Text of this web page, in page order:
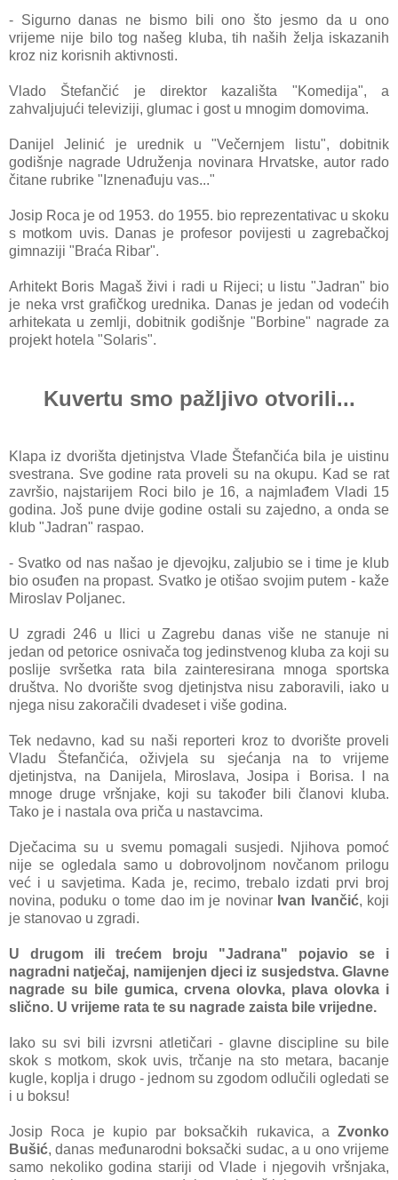
- Sigurno danas ne bismo bili ono što jesmo da u ono
vrijeme nije bilo tog našeg kluba, tih naših želja iskazanih
kroz niz korisnih aktivnosti.
Vlado Štefančić je direktor kazališta "Komedija", a
zahvaljujući televiziji, glumac i gost u mnogim domovima.
Danijel Jelinić je urednik u "Večernjem listu", dobitnik
godišnje nagrade Udruženja novinara Hrvatske, autor rado
čitane rubrike "Iznenađuju vas..."
Josip Roca je od 1953. do 1955. bio reprezentativac u skoku
s motkom uvis. Danas je profesor povijesti u zagrebačkoj
gimnaziji "Braća Ribar".
Arhitekt Boris Magaš živi i radi u Rijeci; u listu "Jadran" bio
je neka vrst grafičkog urednika. Danas je jedan od vodećih
arhitekata u zemlji, dobitnik godišnje "Borbine" nagrade za
projekt hotela "Solaris".
Kuvertu smo pažljivo otvorili...
Klapa iz dvorišta djetinjstva Vlade Štefančića bila je uistinu
svestrana. Sve godine rata proveli su na okupu. Kad se rat
završio, najstarijem Roci bilo je 16, a najmlađem Vladi 15
godina. Još pune dvije godine ostali su zajedno, a onda se
klub "Jadran" raspao.
- Svatko od nas našao je djevojku, zaljubio se i time je klub
bio osuđen na propast. Svatko je otišao svojim putem - kaže
Miroslav Poljanec.
U zgradi 246 u Ilici u Zagrebu danas više ne stanuje ni
jedan od petorice osnivača tog jedinstvenog kluba za koji su
poslije svršetka rata bila zainteresirana mnoga sportska
društva. No dvorište svog djetinjstva nisu zaboravili, iako u
njega nisu zakoračili dvadeset i više godina.
Tek nedavno, kad su naši reporteri kroz to dvorište proveli
Vladu Štefančića, oživjela su sjećanja na to vrijeme
djetinjstva, na Danijela, Miroslava, Josipa i Borisa. I na
mnoge druge vršnjake, koji su također bili članovi kluba.
Tako je i nastala ova priča u nastavcima.
Dječacima su u svemu pomagali susjedi. Njihova pomoć
nije se ogledala samo u dobrovoljnom novčanom prilogu
već i u savjetima. Kada je, recimo, trebalo izdati prvi broj
novina, poduku o tome dao im je novinar Ivan Ivančić, koji
je stanovao u zgradi.
U drugom ili trećem broju "Jadrana" pojavio se i
nagradni natječaj, namijenjen djeci iz susjedstva. Glavne
nagrade su bile gumica, crvena olovka, plava olovka i
slično. U vrijeme rata te su nagrade zaista bile vrijedne.
Iako su svi bili izvrsni atletičari - glavne discipline su bile
skok s motkom, skok uvis, trčanje na sto metara, bacanje
kugle, koplja i drugo - jednom su zgodom odlučili ogledati se
i u boksu!
Josip Roca je kupio par boksačkih rukavica, a Zvonko
Bušić, danas međunarodni boksački sudac, a u ono vrijeme
samo nekoliko godina stariji od Vlade i njegovih vršnjaka,